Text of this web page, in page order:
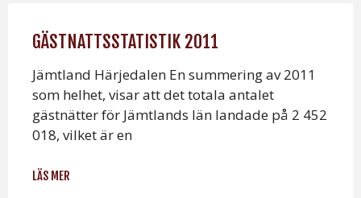
GÄSTNATTSSTATISTIK 2011
Jämtland Härjedalen En summering av 2011
som helhet, visar att det totala antalet
gästnätter för Jämtlands län landade på 2 452
018, vilket är en
LÄS MER